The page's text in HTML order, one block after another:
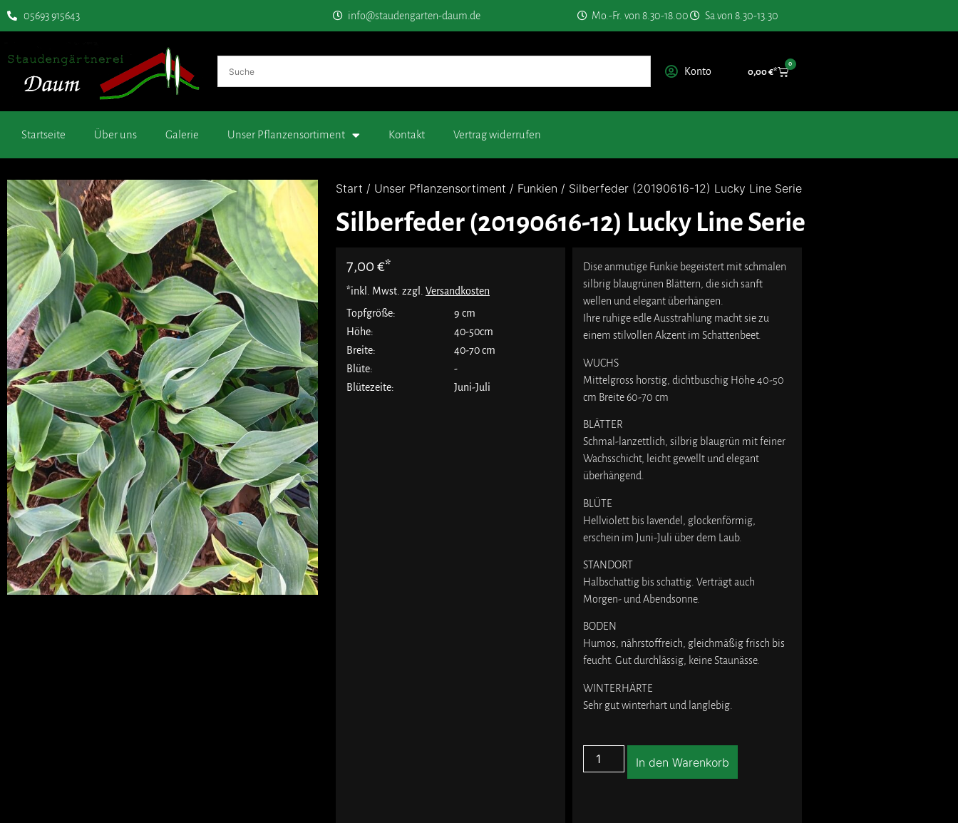
05693 915643 info@staudengarten-daum.de Mo.-Fr. von 8.30-18.00 Sa.von 8.30-13.30
Konto 0,00€
0
Startseite Über uns Galerie Unser Pflanzensortiment Kontakt Vertrag widerrufen
Start / Unser Pflanzensortiment / Funkien / Silberfeder (20190616-12) Lucky Line Serie
Silberfeder (20190616-12) Lucky Line Serie
7,00 €
*inkl. Mwst. zzgl. Versandkosten
Topfgröße:
9 cm
Höhe:
40-50cm
Breite:
40-70 cm
Blüte:
-
Blütezeite:
Juni-Juli
Dise anmutige Funkie begeistert mit schmalen
silbrig blaugrünen Blättern, die sich sanft
wellen und elegant überhängen.
Ihre ruhige edle Ausstrahlung macht sie zu
einem stilvollen Akzent im Schattenbeet.
WUCHS
Mittelgross horstig, dichtbuschig Höhe 40-50
cm Breite 60-70 cm
BLÄTTER
Schmal-lanzettlich, silbrig blaugrün mit feiner
Wachsschicht, leicht gewellt und elegant
überhängend.
BLÜTE
Hellviolett bis lavendel, glockenförmig,
erschein im Juni-Juli über dem Laub.
STANDORT
Halbschattig bis schattig. Verträgt auch
Morgen- und Abendsonne.
BODEN
Humos, nährstoffreich, gleichmäßig frisch bis
feucht. Gut durchlässig, keine Staunässe.
WINTERHÄRTE
Sehr gut winterhart und langlebig.
In den Warenkorb